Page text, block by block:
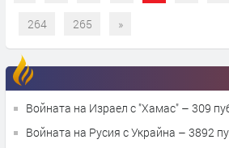
264 265 »
Войната на Израел с "Хамас"
Войната на Русия с Украйна